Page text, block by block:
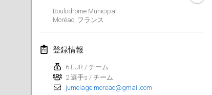
Boulodrome Municipal
Moréac, フランス
登録情報
6 EUR / チーム
2 選手s / チーム
jumelage.moreac@gmail.com
Lumi Mölkky
Tournoi de la St Valentin
2018年2月10日
Faschings-Mölkky